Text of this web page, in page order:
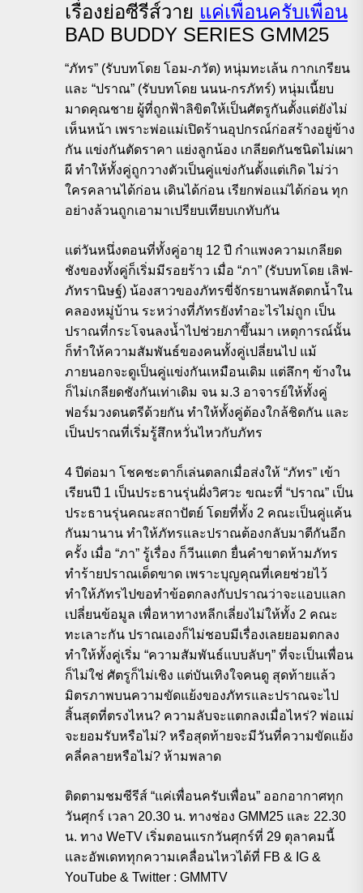
เรื่องย่อซีรีส์วาย แค่เพื่อนครับเพื่อน
BAD BUDDY SERIES GMM25
“ภัทร” (รับบทโดย โอม-ภวัต) หนุ่มทะเล้น กากเกรียน
และ “ปราณ” (รับบทโดย นนน-กรภัทร์) หนุ่มเนี้ยบ
มาดคุณชาย ผู้ที่ถูกฟ้าลิขิตให้เป็นศัตรูกันตั้งแต่ยังไม่
เห็นหน้า เพราะพ่อแม่เปิดร้านอุปกรณ์ก่อสร้างอยู่ข้าง
กัน แข่งกันตัดราคา แย่งลูกน้อง เกลียดกันชนิดไม่เผา
ผี ทำให้ทั้งคู่ถูกวางตัวเป็นคู่แข่งกันตั้งแต่เกิด ไม่ว่า
ใครคลานได้ก่อน เดินได้ก่อน เรียกพ่อแม่ได้ก่อน ทุก
อย่างล้วนถูกเอามาเปรียบเทียบเกทับกัน
แต่วันหนึ่งตอนที่ทั้งคู่อายุ 12 ปี กำแพงความเกลียด
ชังของทั้งคู่ก็เริ่มมีรอยร้าว เมื่อ “ภา” (รับบทโดย เลิฟ-
ภัทรานิษฐ์) น้องสาวของภัทรขี่จักรยานพลัดตกน้ำใน
คลองหมู่บ้าน ระหว่างที่ภัทรยังทำอะไรไม่ถูก เป็น
ปราณที่กระโจนลงน้ำไปช่วยภาขึ้นมา เหตุการณ์นั้น
ก็ทำให้ความสัมพันธ์ของคนทั้งคู่เปลี่ยนไป แม้
ภายนอกจะดูเป็นคู่แข่งกันเหมือนเดิม แต่ลึกๆ ข้างใน
ก็ไม่เกลียดชังกันเท่าเดิม จน ม.3 อาจารย์ให้ทั้งคู่
ฟอร์มวงดนตรีด้วยกัน ทำให้ทั้งคู่ต้องใกล้ชิดกัน และ
เป็นปราณที่เริ่มรู้สึกหวั่นไหวกับภัทร
4 ปีต่อมา โชคชะตาก็เล่นตลกเมื่อส่งให้ “ภัทร” เข้า
เรียนปี 1 เป็นประธานรุ่นฝั่งวิศวะ ขณะที่ “ปราณ” เป็น
ประธานรุ่นคณะสถาปัตย์ โดยที่ทั้ง 2 คณะเป็นคู่แค้น
กันมานาน ทำให้ภัทรและปราณต้องกลับมาตีกันอีก
ครั้ง เมื่อ “ภา” รู้เรื่อง ก็วีนแตก ยื่นคำขาดห้ามภัทร
ทำร้ายปราณเด็ดขาด เพราะบุญคุณที่เคยช่วยไว้
ทำให้ภัทรไปขอทำข้อตกลงกับปราณว่าจะแอบแลก
เปลี่ยนข้อมูล เพื่อหาทางหลีกเลี่ยงไม่ให้ทั้ง 2 คณะ
ทะเลาะกัน ปราณเองก็ไม่ชอบมีเรื่องเลยยอมตกลง
ทำให้ทั้งคู่เริ่ม “ความสัมพันธ์แบบลับๆ” ที่จะเป็นเพื่อน
ก็ไม่ใช่ ศัตรูก็ไม่เชิง แต่บันเทิงใจคนดู สุดท้ายแล้ว
มิตรภาพบนความขัดแย้งของภัทรและปราณจะไป
สิ้นสุดที่ตรงไหน? ความลับจะแตกลงเมื่อไหร่? พ่อแม่
จะยอมรับหรือไม่? หรือสุดท้ายจะมีวันที่ความขัดแย้ง
คลี่คลายหรือไม่? ห้ามพลาด
ติดตามชมซีรีส์ “แค่เพื่อนครับเพื่อน” ออกอากาศทุก
วันศุกร์ เวลา 20.30 น. ทางช่อง GMM25 และ 22.30
น. ทาง WeTV เริ่มตอนแรกวันศุกร์ที่ 29 ตุลาคมนี้
และอัพเดททุกความเคลื่อนไหวได้ที่ FB & IG &
YouTube & Twitter : GMMTV